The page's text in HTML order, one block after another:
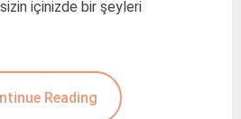
içinizde bir şeyleri
Reading